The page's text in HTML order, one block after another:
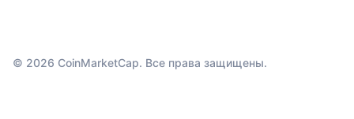
© 2026 CoinMarketCap. Все права защищены.